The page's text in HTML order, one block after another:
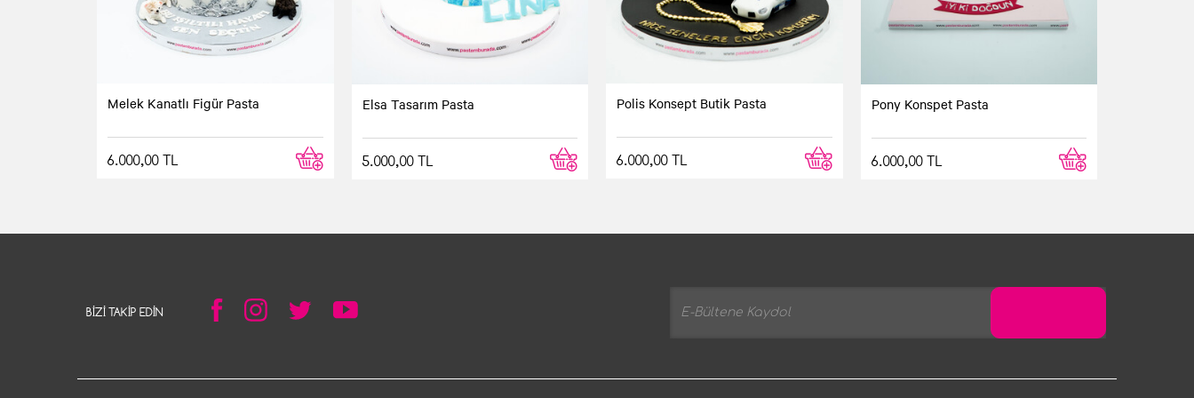
Kızımın doğum günü için bu pastayı sipariş ettim. Çok güzel bir pastaydı. Kızım gibi bizde çok sevdik. Tam belirttiğimiz saatte teslim edildi. Teşekkür
Melek Kanatlı Figür Pasta
6.000,00 TL
Elsa Tasarım Pasta
5.000,00 TL
Polis Konsept Butik Pasta
6.000,00 TL
Pony Konspet Pasta
6.000,00 TL
BIZI TAKIP EDIN